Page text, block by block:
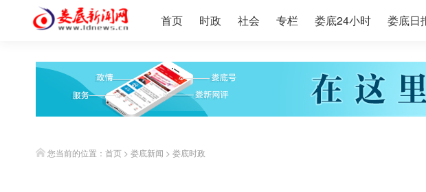
首页 时政 社会 专栏 娄底24小时 娄底日
您当前的位置： 首页 > 娄底新闻 > 娄底时政